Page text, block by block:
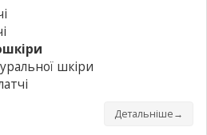
шкіри
Детальніше→